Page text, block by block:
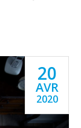
20
AVR
2020